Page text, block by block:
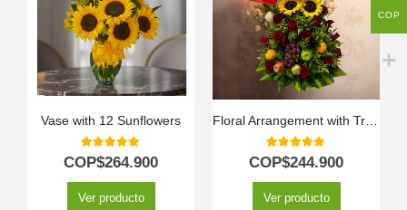
Vase with 12 Sunflowers
5.00out of 5
COP$264.900
Ver producto
5.00out of 5
COP$244.900
Ver producto
COP